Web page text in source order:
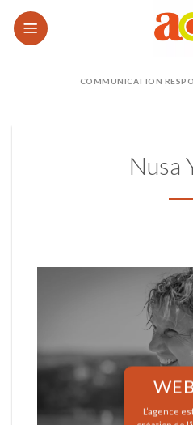
Passer
au
COMMUNICATION
Nusa
L’agence